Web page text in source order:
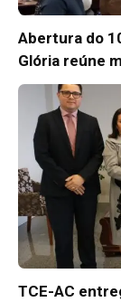
Abertura do
Glória reúne
TCE-AC